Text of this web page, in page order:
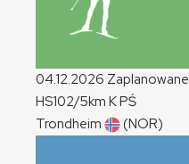
04.12.2026 Zaplanowane
HS102/5km KPŚ
Trondheim
(NOR)